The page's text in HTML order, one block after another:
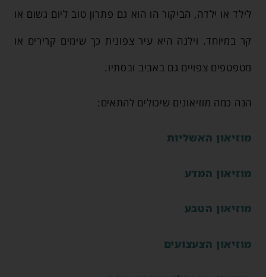
לילד או ילדה, הביקור הו הוא גם פתרון טוב ליום גשום או
קר במיוחד. וילנה היא עיר צפונית כך שימים קרירים או
מטפטפים צפויים גם באביב ובסתיו.
הנה כמה מוזיאונים שיכולים להתאים:
מוזיאון האשליות
מוזיאון המדע
מוזיאון הטבע
מוזיאון הצעצועים